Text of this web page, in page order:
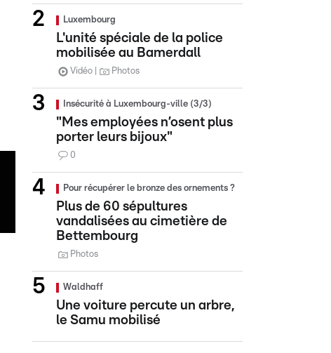
Luxembourg
L'unité spéciale de la police
mobilisée au Bamerdall
Vidéo Photos
Insécurité à Luxembourg-ville (3/3)
"Mes employées n’osent plus
porter leurs bijoux"
0
Pour récupérer le bronze des ornements ?
Plus de 60 sépultures
vandalisées au cimetière de
Bettembourg
Photos
Waldhaff
Une voiture percute un arbre,
le Samu mobilisé